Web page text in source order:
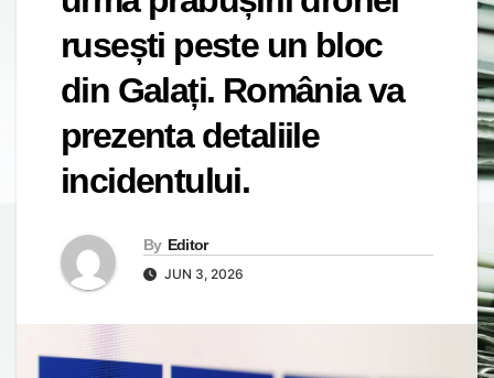
rusești peste un bloc
din Galați. România va
prezenta detaliile
incidentului.
By Editor
JUN 3, 2026